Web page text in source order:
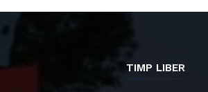
TIMP LIBER